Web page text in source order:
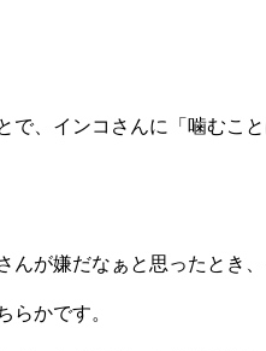
で、インコさんに「噛むこ
んが嫌だなぁと思ったとき
らかです。